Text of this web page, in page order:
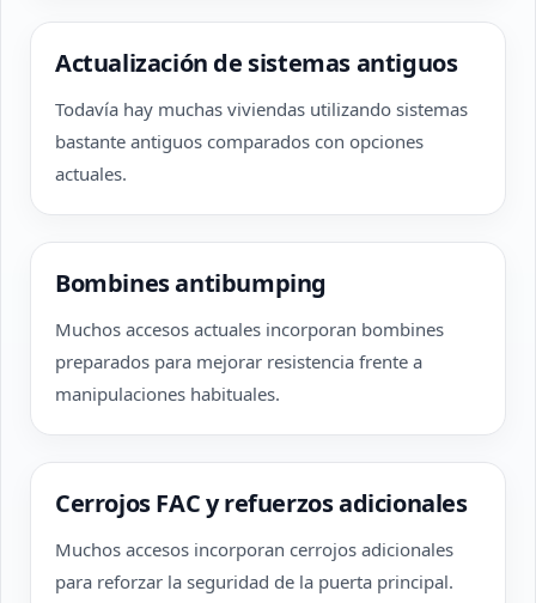
Actualización de sistemas antiguos
Todavía hay muchas viviendas utilizando sistemas
bastante antiguos comparados con opciones
actuales.
Bombines antibumping
Muchos accesos actuales incorporan bombines
preparados para mejorar resistencia frente a
manipulaciones habituales.
Cerrojos FAC y refuerzos adicionales
Muchos accesos incorporan cerrojos adicionales
para reforzar la seguridad de la puerta principal.